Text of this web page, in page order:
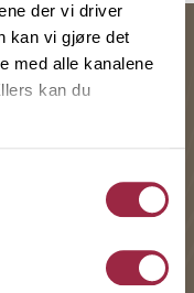
der vi driver
kan vi gjøre det
med alle kanalene
kan du